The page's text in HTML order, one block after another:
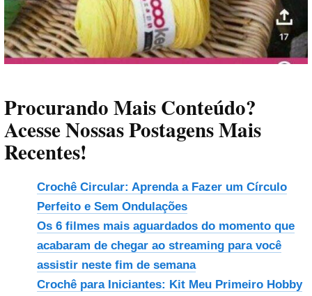
Procurando Mais Conteúdo?
Acesse Nossas Postagens Mais
Recentes!
Crochê Circular: Aprenda a Fazer um Círculo
Perfeito e Sem Ondulações
Os 6 filmes mais aguardados do momento que
acabaram de chegar ao streaming para você
assistir neste fim de semana
Crochê para Iniciantes: Kit Meu Primeiro Hobby